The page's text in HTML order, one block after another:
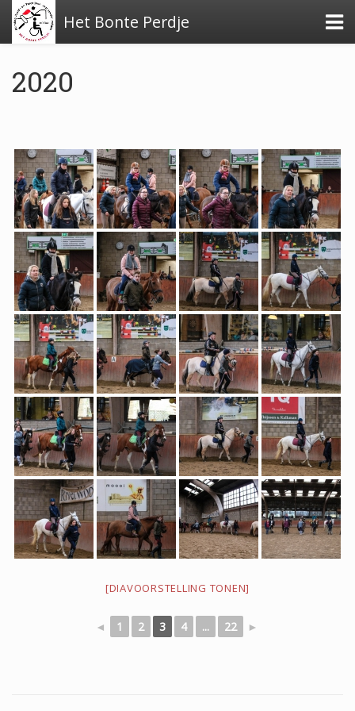
Het Bonte Perdje
Over de stichting
Financiële stukken
Beleidsplan
Verslag activiteiten 2024
2023
2021
Kerst 2021
2020
2020
[DIAVOORSTELLING TONEN]
◄ 1 2 3 4 ... 22 ►